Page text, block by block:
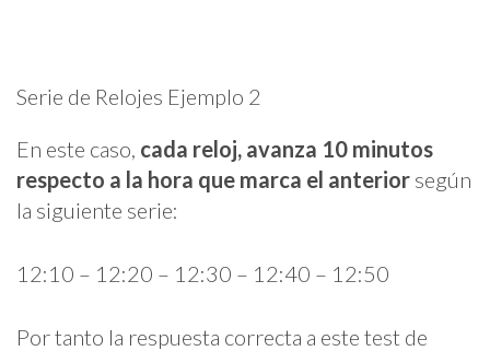
Serie de Relojes Ejemplo 2
En este caso, cada reloj, avanza 10 minutos
respecto a la hora que marca el anterior según
la siguiente serie:
12:10 – 12:20 – 12:30 – 12:40 – 12:50
Por tanto la respuesta correcta a este test de